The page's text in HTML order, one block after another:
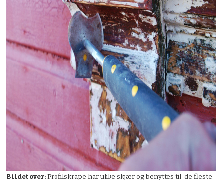
Bildet over:Profilskrape har ulike skjær og benyttes til de fleste